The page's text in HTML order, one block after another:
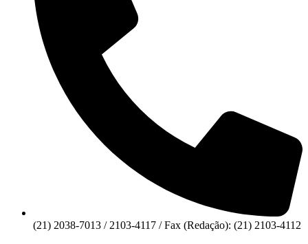
(21) 2038-7013 / 2103-4117 / Fax (Redação): (21) 2103-4112